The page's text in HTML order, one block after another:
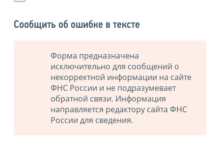
Сообщить об ошибке в тексте
Форма предназначена
исключительно для сообщений о
некорректной информации на сайте
ФНС России и не подразумевает
обратной связи. Информация
направляется редактору сайта ФНС
России для сведения.